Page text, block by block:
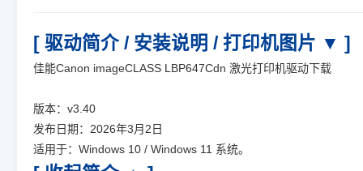
[ 驱动简介 / 安装说明 / 打印机图片 ▼ ]
佳能Canon imageCLASS LBP647Cdn 激光打印机驱动下载
版本：v3.40
发布日期：2026年3月2日
适用于：Windows 10 / Windows 11 系统。